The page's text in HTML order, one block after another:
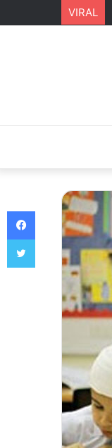
VIRAL
Facebook
Twitter